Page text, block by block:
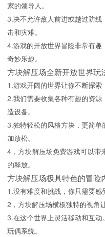
家的领导人。
3.决不允许敌人前进或越过防
击和灾难。
4.游戏的开放世界冒险非常有
奇妙乐趣。
方块解压场全新开放世界玩
1.游戏开阔的世界让你不断探索
2.我们需要收集各种有趣的资
造设备。
3.独特轻松的风格方块，更简
加放松。
4，方块解压场免费游戏可以带
的释放。
方块解压场极具特色的冒险
1.没有难度和挑战，你只需要感
2，方块解压场横板独特的视角
3.在这个世界上灵活移动和互
玩偶系统。